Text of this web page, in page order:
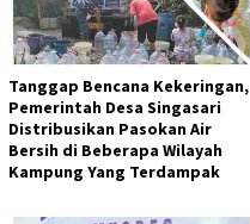
Tanggap Bencana Kekeringan,
Pemerintah Desa Singasari
Distribusikan Pasokan Air
Bersih di Beberapa Wilayah
Kampung Yang Terdampak